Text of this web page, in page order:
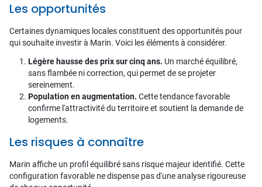
Les opportunités
Certaines dynamiques locales constituent des opportunités pour
qui souhaite investir à Marin. Voici les éléments à considérer.
Légère hausse des prix sur cinq ans. Un marché équilibré,
sans flambée ni correction, qui permet de se projeter
sereinement.
Population en augmentation. Cette tendance favorable
confirme l'attractivité du territoire et soutient la demande de
logements.
Les risques à connaître
Marin affiche un profil équilibré sans risque majeur identifié. Cette
configuration favorable ne dispense pas d'une analyse rigoureuse